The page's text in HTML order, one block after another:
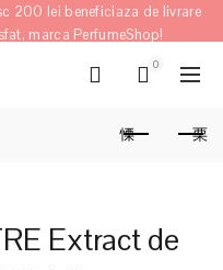
200 lei beneficiaza de livrare
marca PerfumeShop!
0
Extract de